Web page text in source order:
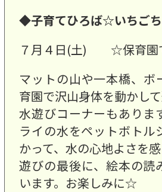
◆子育てひろば☆いちご
７月４日(土) ☆保育園
マットの山や一本橋、ボ
育園で沢山身体を動かして
水遊びコーナーもありま
ライの水をペットボトル
かって、水の心地よさを感
遊びの最後に、絵本の読
います。お楽しみに☆